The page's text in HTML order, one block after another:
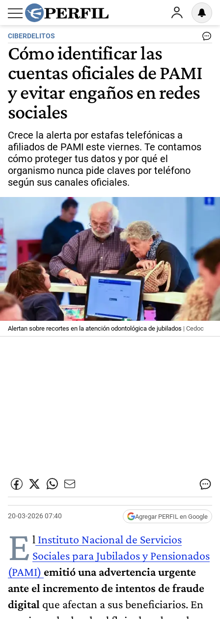
CIBERDELITOS
Cómo identificar las
cuentas oficiales de PAMI
y evitar engaños en redes
sociales
Crece la alerta por estafas telefónicas a
afiliados de PAMI este viernes. Te contamos
cómo proteger tus datos y por qué el
organismo nunca pide claves por teléfono
según sus canales oficiales.
Alertan sobre recortes en la atención odontológica de jubilados | Cedoc
20-03-2026 07:40 Agregar PERFIL en Google
E l Instituto Nacional de Servicios
Sociales para Jubilados y Pensionados
(PAMI) emitió una advertencia urgente
ante el incremento de intentos de fraude
digital que afectan a sus beneficiarios. En